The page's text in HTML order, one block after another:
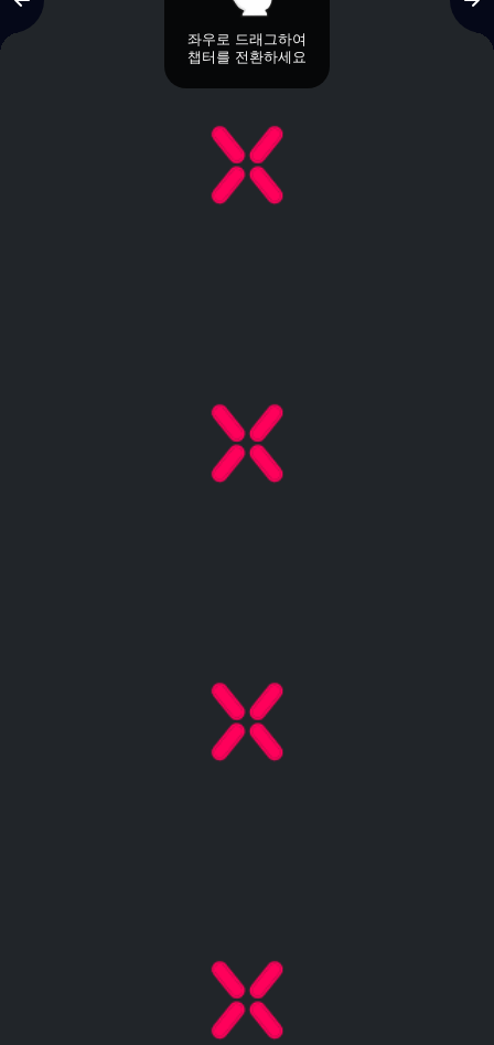
좌우로 드래그하여
챕터를 전환하세요